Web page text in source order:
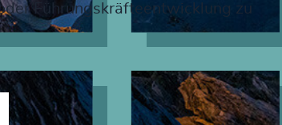
Führungskräfteentwicklung zu